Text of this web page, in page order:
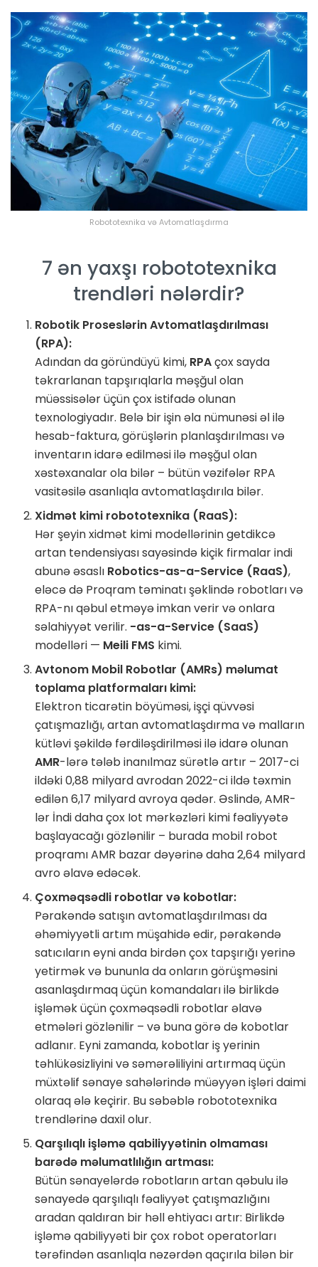
Robototexnika və Avtomatlaşdırma
7 ən yaxşı robototexnika
trendləri nələrdir?
Robotik Proseslərin Avtomatlaşdırılması
(RPA):
Adından da göründüyü kimi, RPAçox sayda
təkrarlanan tapşırıqlarla məşğul olan
müəssisələr üçün çox istifadə olunan
texnologiyadır. Belə bir işin əla nümunəsi əl ilə
hesab-faktura, görüşlərin planlaşdırılması və
inventarın idarə edilməsi ilə məşğul olan
xəstəxanalar ola bilər – bütün vəzifələr RPA
vasitəsilə asanlıqla avtomatlaşdırıla bilər.
Xidmət kimi robototexnika (RaaS):
Hər şeyin xidmət kimi modellərinin getdikcə
artan tendensiyası sayəsində kiçik firmalar indi
abunə əsaslı Robotics-as-a-Service (RaaS),
eləcə də Proqram təminatı şəklində robotları və
RPA-nı qəbul etməyə imkan verir və onlara
səlahiyyət verilir. -as-a-Service (SaaS)
modelləri — Meili FMS kimi.
Avtonom Mobil Robotlar (AMRs) məlumat
toplama platformaları kimi:
Elektron ticarətin böyüməsi, işçi qüvvəsi
çatışmazlığı, artan avtomatlaşdırma və malların
kütləvi şəkildə fərdiləşdirilməsi ilə idarə olunan
AMR-lərə tələb inanılmaz sürətlə artır – 2017-ci
ildəki 0,88 milyard avrodan 2022-ci ildə təxmin
edilən 6,17 milyard avroya qədər. Əslində, AMR-
lər İndi daha çox Iot mərkəzləri kimi fəaliyyətə
başlayacağı gözlənilir – burada mobil robot
proqramı AMR bazar dəyərinə daha 2,64 milyard
avro əlavə edəcək.
Çoxməqsədli robotlar və kobotlar:
Pərakəndə satışın avtomatlaşdırılması da
əhəmiyyətli artım müşahidə edir, pərakəndə
satıcıların eyni anda birdən çox tapşırığı yerinə
yetirmək və bununla da onların görüşməsini
asanlaşdırmaq üçün komandaları ilə birlikdə
işləmək üçün çoxməqsədli robotlar əlavə
etmələri gözlənilir – və buna görə də kobotlar
adlanır. Eyni zamanda, kobotlar iş yerinin
təhlükəsizliyini və səmərəliliyini artırmaq üçün
müxtəlif sənaye sahələrində müəyyən işləri daimi
olaraq ələ keçirir. Bu səbəblə robototexnika
trendlərinə daxil olur.
Qarşılıqlı işləmə qabiliyyətinin olmaması
barədə məlumatlılığın artması:
Bütün sənayelərdə robotların artan qəbulu ilə
sənayedə qarşılıqlı fəaliyyət çatışmazlığını
aradan qaldıran bir həll ehtiyacı artır: Birlikdə
işləmə qabiliyyəti bir çox robot operatorları
tərəfindən asanlıqla nəzərdən qaçırıla bilən bir